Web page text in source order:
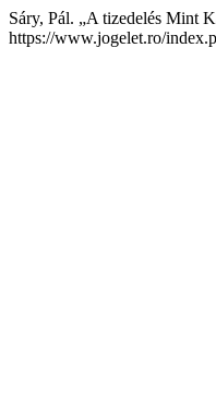
Sáry, Pál. „A tizedelés Mint
https://www.jogelet.ro/